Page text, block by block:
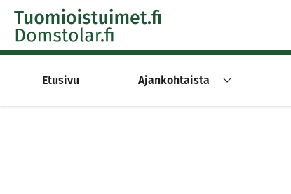
Skip to content -saavutettavuusohje
Etusivu Ajankohtaista